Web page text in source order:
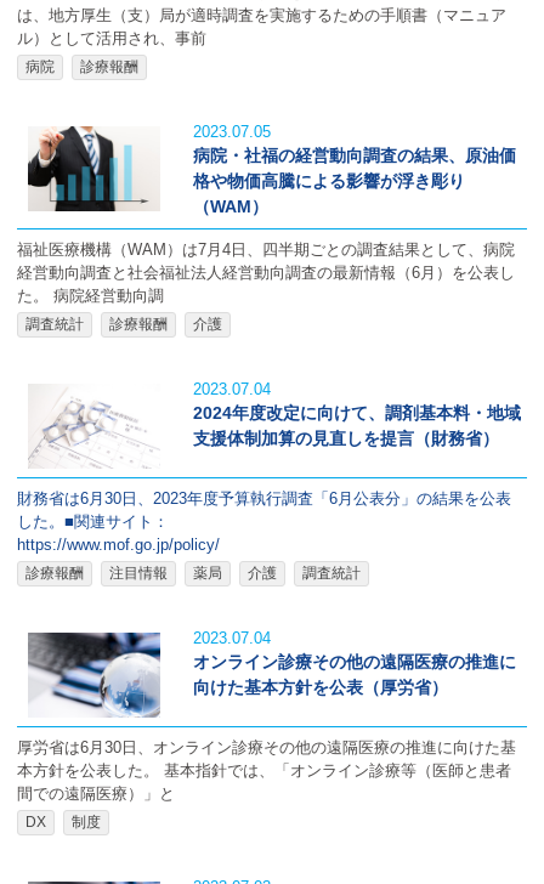
は、地方厚生（支）局が適時調査を実施するための手順書（マニュア
ル）として活用され、事前
病院 診療報酬
2023.07.05
病院・社福の経営動向調査の結果、原油価
格や物価高騰による影響が浮き彫り
（WAM）
福祉医療機構（WAM）は7月4日、四半期ごとの調査結果として、病院
経営動向調査と社会福祉法人経営動向調査の最新情報（6月）を公表し
た。 病院経営動向調
調査統計 診療報酬 介護
2023.07.04
2024年度改定に向けて、調剤基本料・地域
支援体制加算の見直しを提言（財務省）
財務省は6月30日、2023年度予算執行調査「6月公表分」の結果を公表
した。■関連サイト：
https://www.mof.go.jp/policy/
診療報酬 注目情報 薬局 介護 調査統計
2023.07.04
オンライン診療その他の遠隔医療の推進に
向けた基本方針を公表（厚労省）
厚労省は6月30日、オンライン診療その他の遠隔医療の推進に向けた基
本方針を公表した。 基本指針では、「オンライン診療等（医師と患者
間での遠隔医療）」と
DX 制度